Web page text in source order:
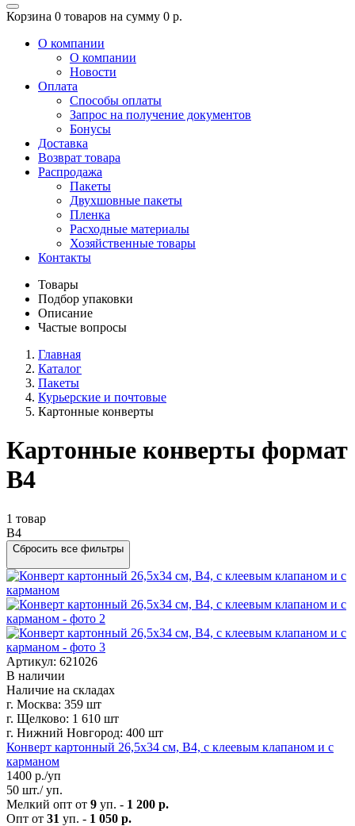
Корзина 0 товаров на сумму 0 р.
О компании
О компании
Новости
Оплата
Способы оплаты
Запрос на получение документов
Бонусы
Доставка
Возврат товара
Распродажа
Пакеты
Двухшовные пакеты
Пленка
Расходные материалы
Хозяйственные товары
Контакты
Товары
Подбор упаковки
Описание
Частые вопросы
Главная
Каталог
Пакеты
Курьерские и почтовые
Картонные конверты
Картонные конверты формат
B4
1 товар
B4
Сбросить все фильтры
Артикул: 621026
В наличии
Наличие на складах
г. Москва: 359 шт
г. Щелково: 1 610 шт
г. Нижний Новгород: 400 шт
Конверт картонный 26,5х34 см, B4, с клеевым клапаном и с
карманом
1400 р./уп
50 шт./ уп.
Мелкий опт от 9 уп. - 1 200 р.
Опт от 31 уп. - 1 050 р.